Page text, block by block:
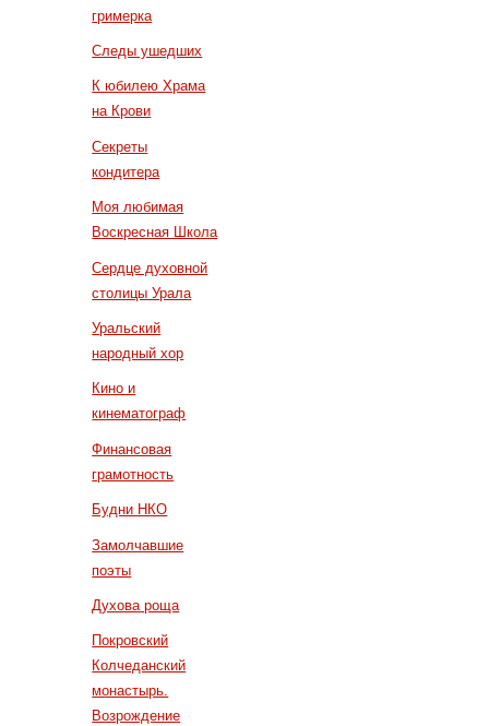
гримерка
Следы ушедших
К юбилею Храма
на Крови
Секреты
кондитера
Моя любимая
Воскресная Школа
Сердце духовной
столицы Урала
Уральский
народный хор
Кино и
кинематограф
Финансовая
грамотность
Будни НКО
Замолчавшие
поэты
Духова роща
Покровский
Колчеданский
монастырь.
Возрождение